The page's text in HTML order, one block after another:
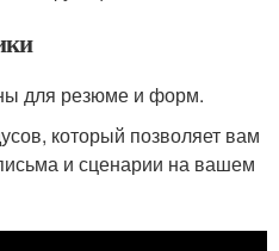
для резюме и форм.
который позволяет вам
и сценарии на вашем